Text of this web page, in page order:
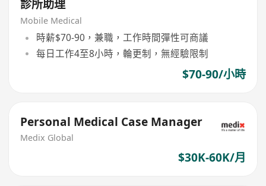
診所助理
Mobile Medical
時薪$70-90，兼職，工作時間彈性可商議
每日工作4至8小時，輪更制，無經驗限制
$70-90/小時
Personal Medical Case Manager
Medix Global
$30K-60K/月